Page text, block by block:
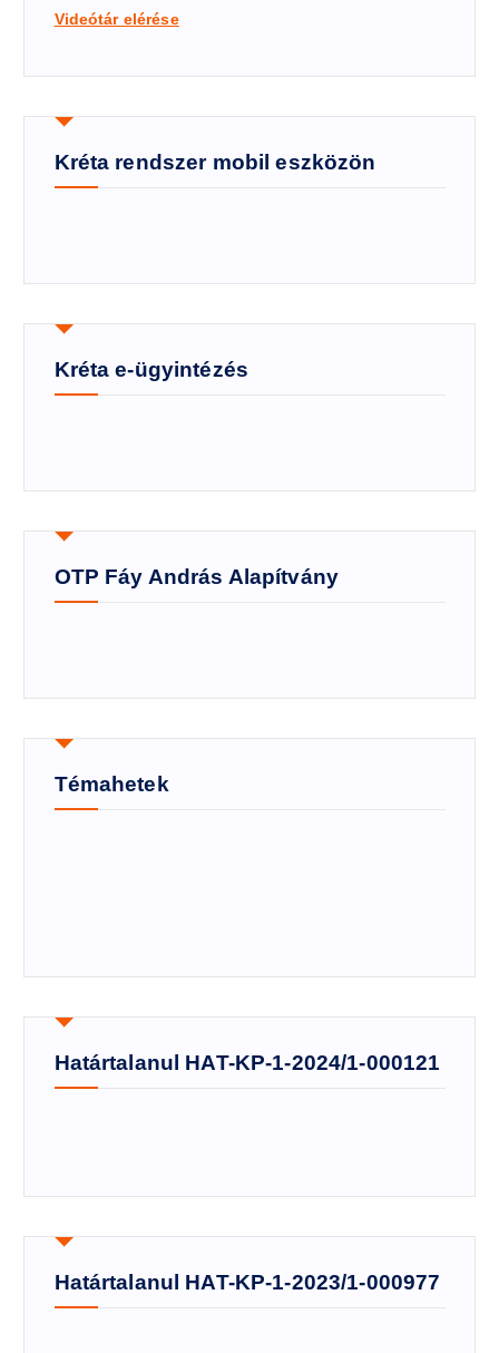
Videótár elérése
Kréta rendszer mobil eszközön
Kréta e-ügyintézés
OTP Fáy András Alapítvány
Témahetek
Határtalanul HAT-KP-1-2024/1-000121
Határtalanul HAT-KP-1-2023/1-000977